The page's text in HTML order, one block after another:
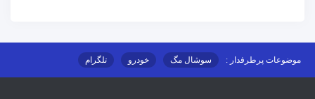
موضوعات پرطرفدار : سوشال مگ خودرو تلگرام